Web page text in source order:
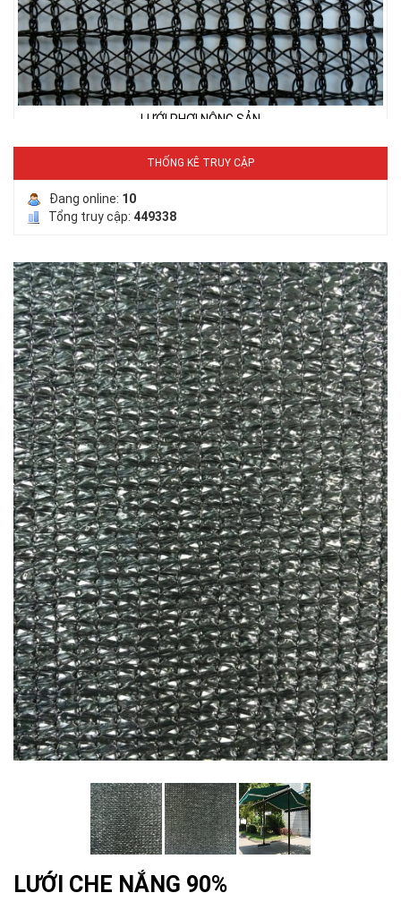
LƯỚI PHƠI NÔNG SẢN
LƯỚI HÀNG RÀO HÌNH VUÔNG
LƯỚI NUÔI TRỒNG HẢI SẢN
THỐNG KÊ TRUY CẬP
Đang online: 10
Tổng truy cập: 449338
LƯỚI CHE NẮNG 90%